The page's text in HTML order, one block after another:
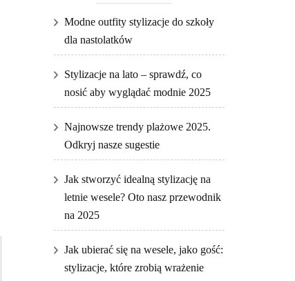
Modne outfity stylizacje do szkoły
dla nastolatków
Stylizacje na lato – sprawdź, co
nosić aby wyglądać modnie 2025
Najnowsze trendy plażowe 2025.
Odkryj nasze sugestie
Jak stworzyć idealną stylizację na
letnie wesele? Oto nasz przewodnik
na 2025
Jak ubierać się na wesele, jako gość:
stylizacje, które zrobią wrażenie